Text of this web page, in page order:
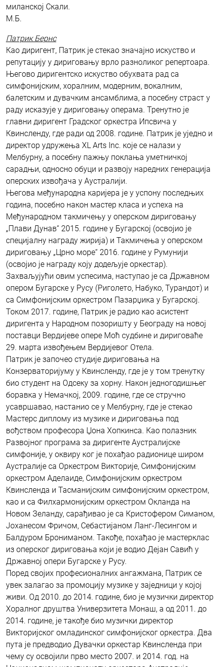
миланској Скали.
М.Б.
Патрик Бернс
Као диригент, Патрик је стекао значајно искуство и
репутацију у дириговању врло разноликог репертоара.
Његово диригентско искуство обухвата рад са
симфонијским, хоралним, модерним, вокалним,
балетским и дувачким ансамблима, а посебну страст у
раду исказује у дириговању операма. Тренутно је
главни диригент Градског оркестра Ипсвича у
Квинсленду, где ради од 2008. године. Патрик је уједно и
директор удружења XL Arts Inc. које се налази у
Мелбурну, а посебну пажњу поклања уметничкој
сарадњи, односно обуци и развоју наредних генерација
оперских извођача у Аустралији.
Његова међународна каријера је у успону последњих
година, посебно након мастер класа и успеха на
Међународном такмичењу у оперском дириговању
„Плави Дунав“ 2015. године у Бугарској (освојио је
специјалну награду жирија) и Такмичења у оперском
дириговању „Црно море“ 2016. године у Румунији
(освојио је награду коју додељује оркестар).
Захваљујући овим успесима, наступао је са Државном
опером Бугарске у Русу (Риголето, Набуко, Турандот) и
са Симфонијским оркестром Пазарџика у Бугарској.
Током 2017. године, Патрик је радио као асистент
диригента у Народном позоришту у Београду на новој
поставци Вердијеве опере Моћ судбине и дириговаће
29. марта извођењем Вердијевог Отела.
Патрик је започео студије дириговања на
Конзерваторијуму у Квинсленду, где је у том тренутку
био студент на Одсеку за хорну. Након једногодишњег
боравка у Немачкој, 2009. године, где се стручно
усавршавао, настанио се у Мелбурну, где је стекао
Мастерс диплому из музике и дириговања под
вођством професора Џона Хопкинса. Као полазник
Развојног програма за диригенте Аустралијске
симфоније, у оквиру ког је похађао радионице широм
Аустралије са Оркестром Викторије, Симфонијским
оркестром Аделаиде, Симфонијским оркестром
Квинсленда и Тасманијским симфонијским оркестром,
као и са Филхармонијским оркестром Окланда на
Новом Зеланду, сарађивао је са Кристофером Симаном,
Јоханесом Фричом, Себастијаном Ланг-Лесингом и
Балдуром Брониманом. Такође, похађао је мастерклас
из оперског дириговања који је водио Дејан Савић у
Државној опери Бугарске у Русу.
Поред својих професионалних ангажмана, Патрик се
увек залагао за промоцију музике у заједници у којој
живи. Од 2010. до 2014. године, био је музички директор
Хоралног друштва Универзитета Монаш, а од 2011. до
2014. године, је такође био музички директор
Викторијског омладинског симфонијског оркестра. Два
пута је предводио Дувачки оркестар Квинсленда при
чему су освојили прво место 2007. и 2014. год. на